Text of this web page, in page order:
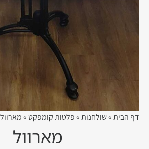
דף הבית»שולחנות»פלטות קומפקט»מארוול
מארוול